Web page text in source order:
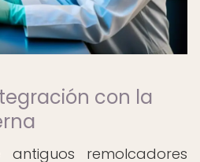
con la
remolcadores